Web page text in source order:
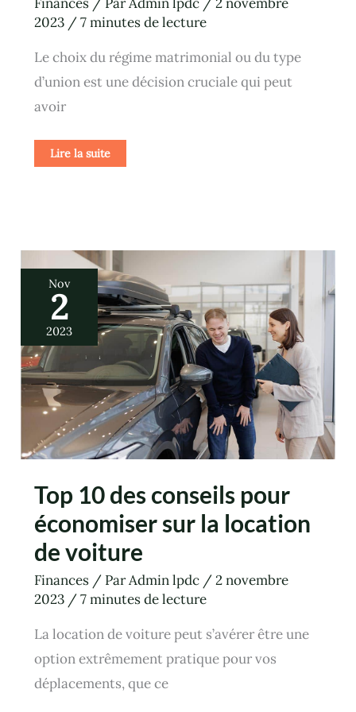
2023 /7 minutes de lecture
Le choix du régime matrimonial ou du type
d’union est une décision cruciale qui peut
avoir
Lire la suite
Nov
2
2023
Top 10 des conseils pour
économiser sur la location
de voiture
Finances / ParAdmin lpdc /2 novembre
2023 /7 minutes de lecture
La location de voiture peut s’avérer être une
option extrêmement pratique pour vos
déplacements, que ce
Top
10
des
conseils
pour
économiser
sur
la
location
de
voiture